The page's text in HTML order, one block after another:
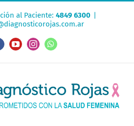
al Paciente: 4849 6300 |
YouTubeInstagramWhatsApp